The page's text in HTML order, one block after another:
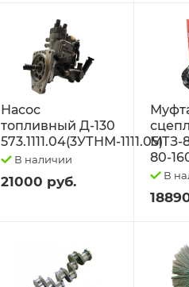
Насос
топливный Д-130
573.1111.04(3УТНМ-1111.05)
В наличии
21000 руб.
МТЗ-
80-
В